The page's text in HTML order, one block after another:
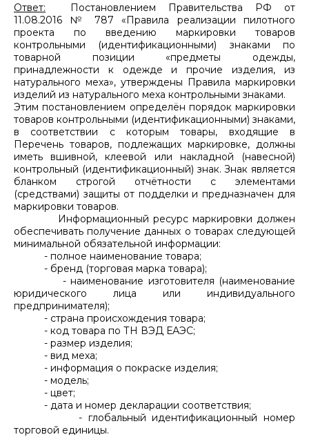
Ответ:
Постановлением Правительства РФ от
11.08.2016 № 787 «Правила реализации пилотного
проекта по введению маркировки товаров
контрольными (идентификационными) знаками по
товарной позиции «предметы одежды,
принадлежности к одежде и прочие изделия, из
натурального меха», утверждены Правила маркировки
изделий из натурального меха контрольными знаками.
Этим постановлением определён порядок маркировки
товаров контрольными (идентификационными) знаками,
в соответствии с которым товары, входящие в
Перечень товаров, подлежащих маркировке, должны
иметь вшивной, клеевой или накладной (навесной)
контрольный (идентификационный) знак. Знак является
бланком строгой отчётности с элементами
(средствами) защиты от подделки и предназначен для
маркировки товаров.
Информационный ресурс маркировки должен
обеспечивать получение данных о товарах следующей
минимальной обязательной информации:
- полное наименование товара;
- бренд (торговая марка товара);
- наименование изготовителя (наименование
юридического лица или индивидуального
предпринимателя);
- страна происхождения товара;
- код товара по ТН ВЭД ЕАЭС;
- размер изделия;
- вид меха;
- информация о покраске изделия;
- модель;
- цвет;
- дата и номер декларации соответствия;
- глобальный идентификационный номер
торговой единицы.